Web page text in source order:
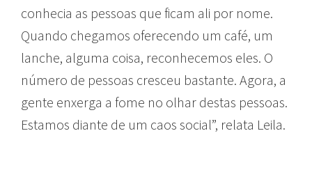
conhecia as pessoas que ficam ali por nome.
Quando chegamos oferecendo um café, um
lanche, alguma coisa, reconhecemos eles. O
número de pessoas cresceu bastante. Agora, a
gente enxerga a fome no olhar destas pessoas.
Estamos diante de um caos social”, relata Leila.